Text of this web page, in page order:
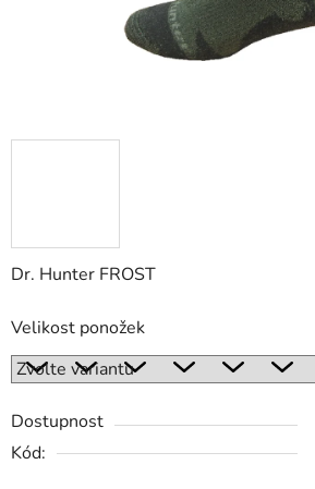
Dr. Hunter FROST
Velikost ponožek
Dostupnost
Kód: